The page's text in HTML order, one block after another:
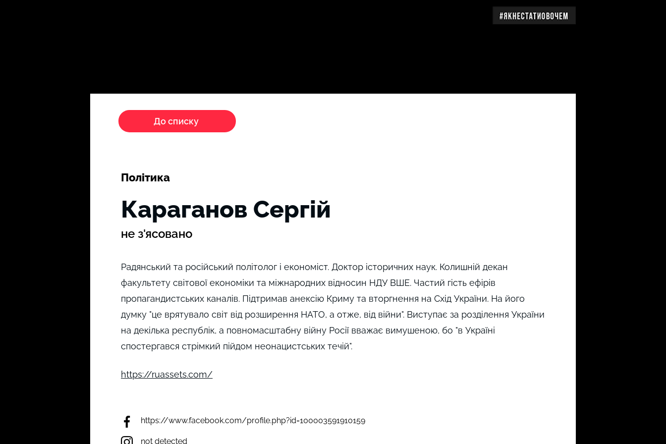
До списку
Політика
не з'ясовано
Караганов Сергій
Радянський та російський політолог і економіст. Доктор історичних наук. Колишній декан
факультету світової економіки та міжнародних відносин НДУ ВШЕ. Частий гість ефірів
пропагандистських каналів. Підтримав анексію Криму та вторгнення на Схід України. На його
думку "це врятувало світ від розширення НАТО, а отже, від війни". Виступає за розділення України
на декілька республік, а повномасштабну війну Росії вважає вимушеною, бо "в Україні
спостергався стрімкий пійдом неонацистських течій".
https://ruassets.com/
https://www.facebook.com/profile.php?id=100003591910159
not detected